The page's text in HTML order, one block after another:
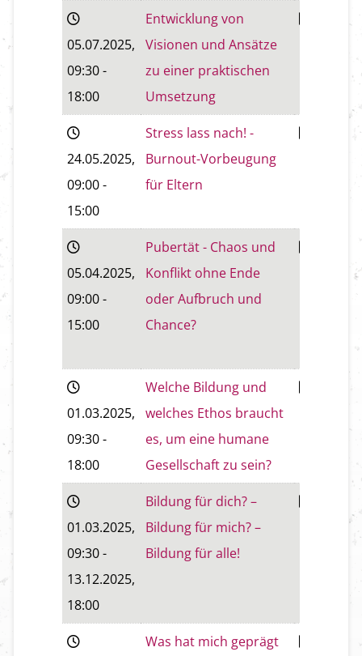
05.07.2025,
09:30-
18:00
Entwicklung von
Visionen und Ansätze
zu einer praktischen
Umsetzung
24.05.2025,
09:00-
15:00
Stress lass nach! -
Burnout-Vorbeugung
für Eltern
05.04.2025,
09:00-
15:00
Pubertät - Chaos und
Konflikt ohne Ende
oder Aufbruch und
Chance?
Neustadt
01.03.2025,
09:30-
18:00
Welche Bildung und
welches Ethos braucht
es, um eine humane
Gesellschaft zu sein?
01.03.2025,
09:30-
13.12.2025,
18:00
Bildung für dich? –
Bildung für mich? –
Bildung für alle!
Was hat mich geprägt